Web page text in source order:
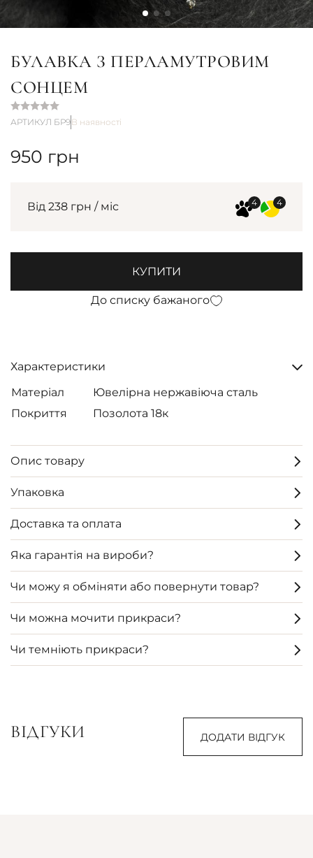
БУЛАВКА З ПЕРЛАМУТРОВИМ
СОНЦЕМ
АРТИКУЛ БР9В наявності
950 грн
Від 238 грн / міс
КУПИТИ
До списку бажаного
Характеристики
Матеріал
Ювелірна нержавіюча сталь
Покриття
Позолота 18к
Опис товару
Упаковка
Доставка та оплата
Яка гарантія на вироби?
Чи можу я обміняти або повернути товар?
Чи можна мочити прикраси?
Чи темніють прикраси?
ВІДГУКИ ДОДАТИ ВІДГУК